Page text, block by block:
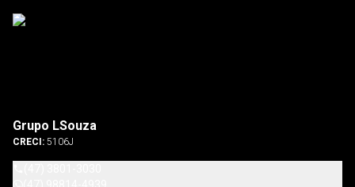
Grupo LSouza
CRECI: 5106J